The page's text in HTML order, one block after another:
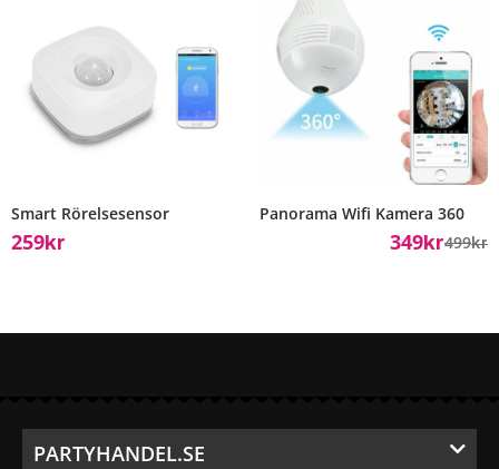
Smart Rörelsesensor
259Kr
Panorama Wifi Kamera 360
499Kr
349Kr
PARTYHANDEL.SE